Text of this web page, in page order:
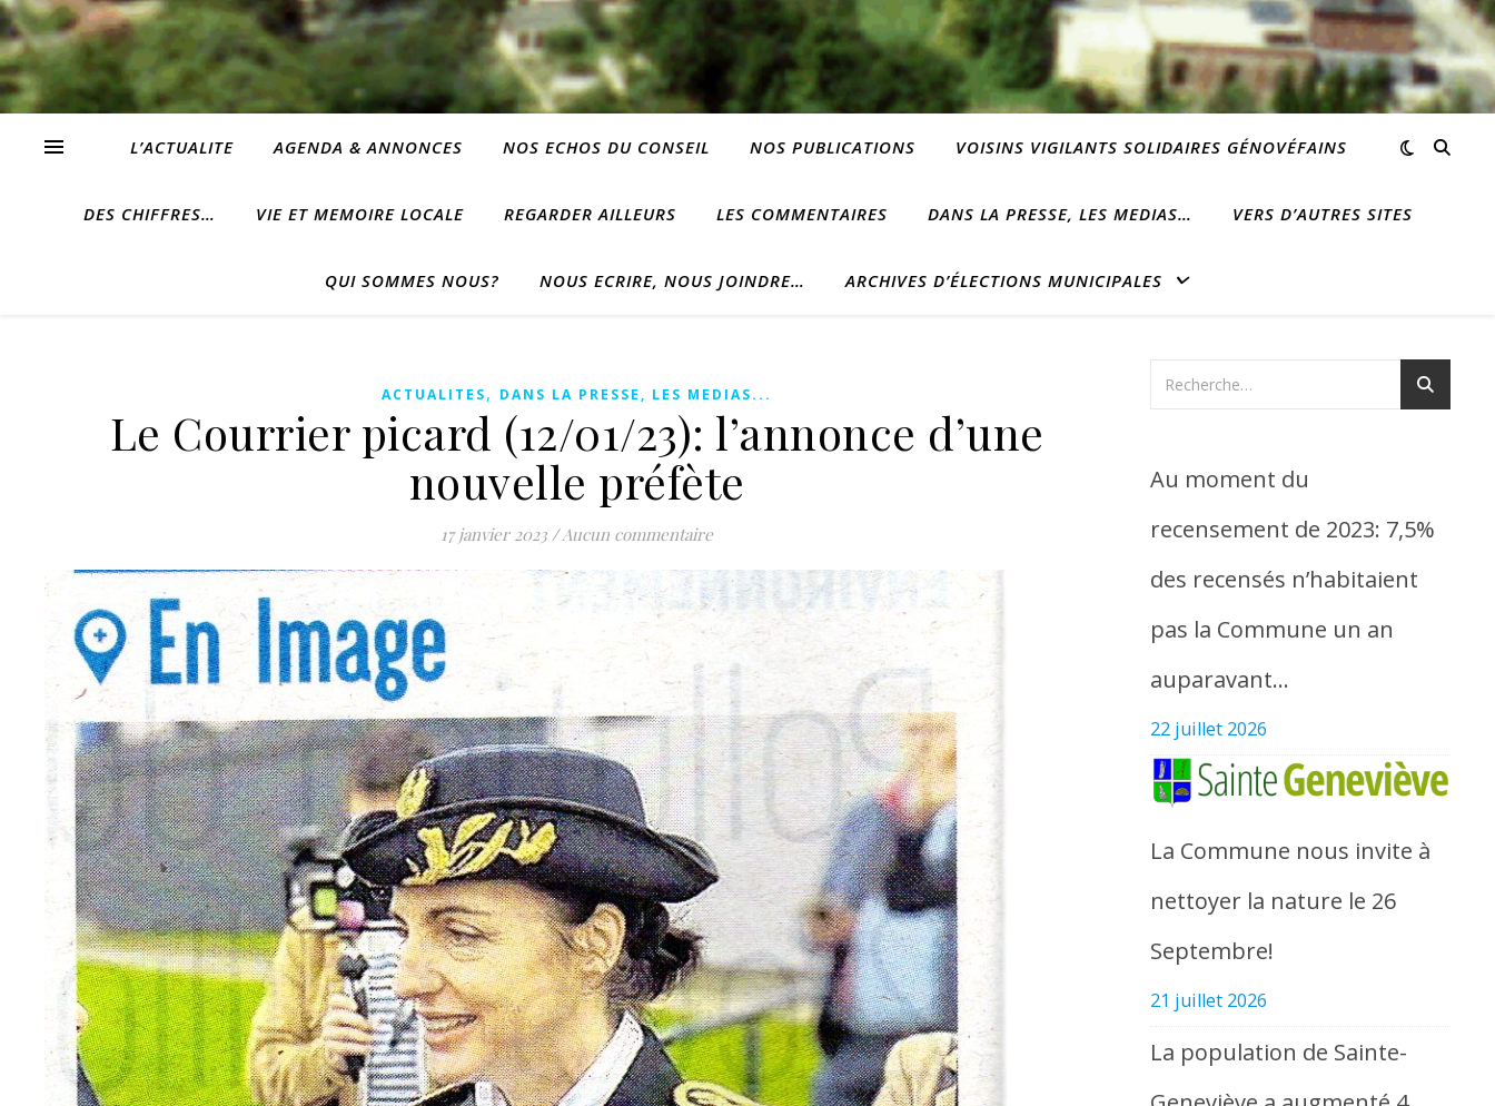
L’ACTUALITE AGENDA & ANNONCES NOS ECHOS DU CONSEIL NOS PUBLICATIONS VOISINS VIGILANTS SOLIDAIRES GÉNOVÉFAINS
DES CHIFFRES… VIE ET MEMOIRE LOCALE REGARDER AILLEURS LES COMMENTAIRES DANS LA PRESSE, LES MEDIAS… VERS D’AUTRES SITES
QUI SOMMES NOUS? NOUS ECRIRE, NOUS JOINDRE… ARCHIVES D’ÉLECTIONS MUNICIPALES
ACTUALITES, DANS LA PRESSE, LES MEDIAS...
Le Courrier picard (12/01/23): l’annonce d’une
nouvelle préfète
17 janvier 2023 /Aucun commentaire
Au moment du
recensement de 2023: 7,5%
des recensés n’habitaient
pas la Commune un an
auparavant…
22 juillet 2026
La Commune nous invite à
nettoyer la nature le 26
Septembre!
21 juillet 2026
La population de Sainte-